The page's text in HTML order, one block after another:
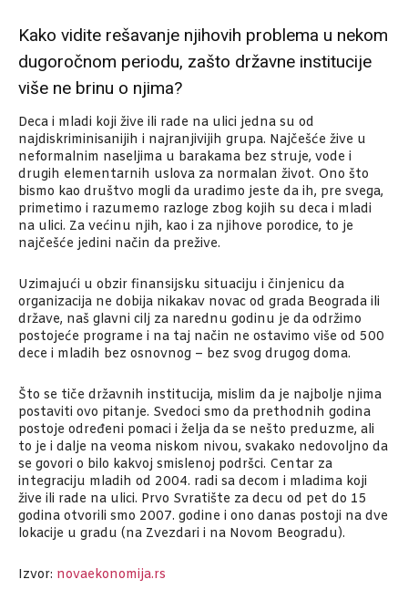
Kako vidite rešavanje njihovih problema u nekom
dugoročnom periodu, zašto državne institucije
više ne brinu o njima?
Deca i mladi koji žive ili rade na ulici jedna su od
najdiskriminisanijih i najranjivijih grupa. Najčešće žive u
neformalnim naseljima u barakama bez struje, vode i
drugih elementarnih uslova za normalan život. Ono što
bismo kao društvo mogli da uradimo jeste da ih, pre svega,
primetimo i razumemo razloge zbog kojih su deca i mladi
na ulici. Za većinu njih, kao i za njihove porodice, to je
najčešće jedini način da prežive.
Uzimajući u obzir finansijsku situaciju i činjenicu da
organizacija ne dobija nikakav novac od grada Beograda ili
države, naš glavni cilj za narednu godinu je da održimo
postojeće programe i na taj način ne ostavimo više od 500
dece i mladih bez osnovnog – bez svog drugog doma.
Što se tiče državnih institucija, mislim da je najbolje njima
postaviti ovo pitanje. Svedoci smo da prethodnih godina
postoje određeni pomaci i želja da se nešto preduzme, ali
to je i dalje na veoma niskom nivou, svakako nedovoljno da
se govori o bilo kakvoj smislenoj podršci. Centar za
integraciju mladih od 2004. radi sa decom i mladima koji
žive ili rade na ulici. Prvo Svratište za decu od pet do 15
godina otvorili smo 2007. godine i ono danas postoji na dve
lokacije u gradu (na Zvezdari i na Novom Beogradu).
Izvor: novaekonomija.rs